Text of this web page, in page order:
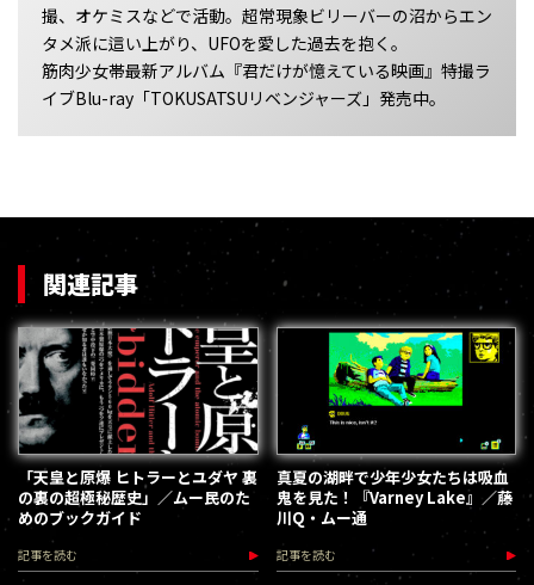
撮、オケミスなどで活動。超常現象ビリーバーの沼からエン
タメ派に這い上がり、UFOを愛した過去を抱く。
筋肉少女帯最新アルバム『君だけが憶えている映画』特撮ラ
イブBlu-ray「TOKUSATSUリベンジャーズ」発売中。
関連記事
「天皇と原爆 ヒトラーとユダヤ 裏
の裏の超極秘歴史」／ムー民のた
めのブックガイド
記事を読む
真夏の湖畔で少年少女たちは吸血
鬼を見た！『Varney Lake』／藤
川Q・ムー通
記事を読む